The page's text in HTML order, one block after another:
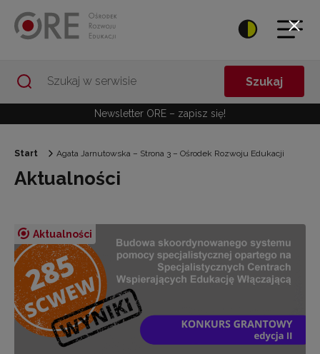
Szukaj
Newsletter ORE – zapisz się!
Start Agata Jarnutowska – Strona 3 – Ośrodek Rozwoju Edukacji
Aktualności
Aktualności